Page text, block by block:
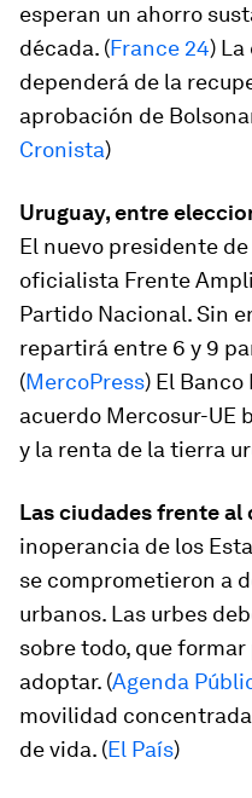
esperan un ahorro
década. (France 24)
dependerá de la
aprobación de
Cronista)
Uruguay, entre
El nuevo presidente
oficialista Frente
Partido Nacional. Sin
repartirá entre 6 y 9
(MercoPress) El
acuerdo Mercosur-UE
y la renta de la tierra
Las ciudades frente
inoperancia de los
se comprometieron a
urbanos. Las urbes
sobre todo, que
adoptar. (Agenda
movilidad
de vida. (El País)